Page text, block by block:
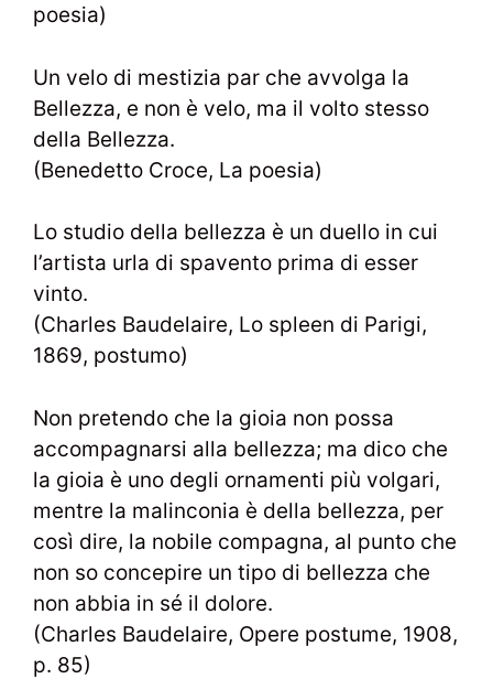
poesia)
Un velo di mestizia par che avvolga la
Bellezza, e non è velo, ma il volto stesso
della Bellezza.
(Benedetto Croce, La poesia)
Lo studio della bellezza è un duello in cui
l’artista urla di spavento prima di esser
vinto.
(Charles Baudelaire, Lo spleen di Parigi,
1869, postumo)
Non pretendo che la gioia non possa
accompagnarsi alla bellezza; ma dico che
la gioia è uno degli ornamenti più volgari,
mentre la malinconia è della bellezza, per
così dire, la nobile compagna, al punto che
non so concepire un tipo di bellezza che
non abbia in sé il dolore.
(Charles Baudelaire, Opere postume, 1908,
p. 85)